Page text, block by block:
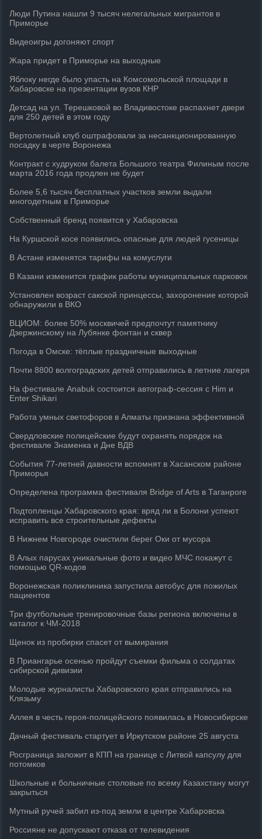
Люди Путина нашли 9 тысяч нелегальных мигрантов в
Приморье
Видеоигры догоняют спорт
Жара придет в Приморье на выходные
Яблоку негде было упасть на Комсомольской площади в
Хабаровске на презентации вузов КНР
Детсад на ул. Терешковой во Владивостоке распахнет двери
для 250 детей в этом году
Вертолетный клуб оштрафовали за несанкционированную
посадку в черте Воронежа
Контракт с худруком балета Большого театра Филиным после
марта 2016 года продлен не будет
Более 5,6 тысяч бесплатных участков земли выдали
многодетным в Приморье
Собственный бренд появится у Хабаровска
На Куршской косе появились опасные для людей гусеницы
В Астане изменятся тарифы на комуслуги
В Казани изменится график работы муниципальных парковок
Установлен возраст сакской принцессы, захоронение которой
обнаружили в ВКО
ВЦИОМ: более 50% москвичей предпочтут памятнику
Дзержинскому на Лубянке фонтан и сквер
Погода в Омске: тёплые праздничные выходные
Почти 8800 волгоградских детей отправились в летние лагеря
На фестивале Anabuk состоится автограф-сессия с Him и
Enter Shikari
Работа умных светофоров в Алматы признана эффективной
Свердловские полицейские будут охранять порядок на
фестивале Знаменка и Дне ВДВ
События 77-летней давности вспомнят в Хасанском районе
Приморья
Определена программа фестиваля Bridge of Arts в Таганроге
Подтопленцы Хабаровского края: вряд ли в Болони успеют
исправить все строительные дефекты
В Нижнем Новгороде очистили берег Оки от мусора
В Алых парусах уникальные фото и видео МЧС покажут с
помощью QR-кодов
Воронежская поликлиника запустила автобус для пожилых
пациентов
Три футбольные тренировочные базы региона включены в
каталог к ЧМ-2018
Щенок из пробирки спасет от вымирания
В Приангарье осенью пройдут съемки фильма о солдатах
сибирской дивизии
Молодые журналисты Хабаровского края отправились на
Клязьму
Аллея в честь героя-полицейского появилась в Новосибирске
Дачный фестиваль стартует в Иркутском районе 25 августа
Росграница заложит в КПП на границе с Литвой капсулу для
потомков
Школьные и больничные столовые по всему Казахстану могут
закрыться
Мутный ручей забил из-под земли в центре Хабаровска
Россияне не допускают отказа от телевидения